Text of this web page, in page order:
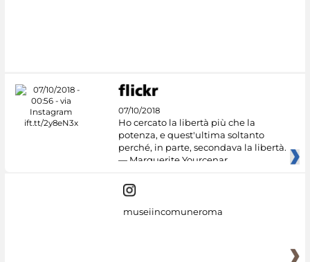
07/10/2018
Ho cercato la libertà più che la
potenza, e quest'ultima soltanto
perché, in parte, secondava la libertà.
— Marguerite Yourcenar
museiincomuneroma